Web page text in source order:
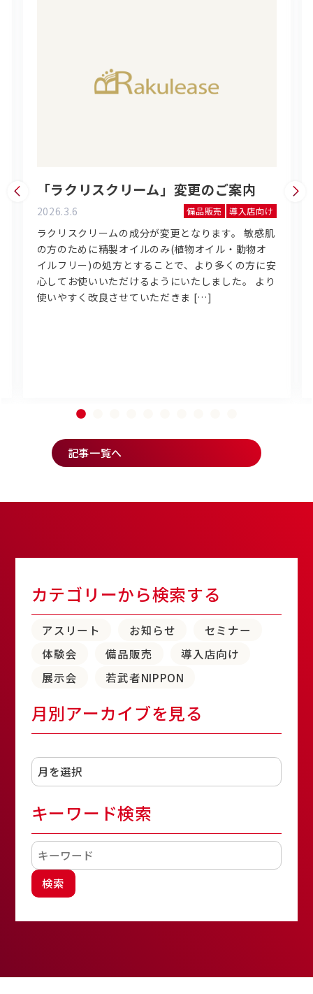
「ラクリスクリーム」変更のご案内
2026.3.6 備品販売 導入店向け
ラクリスクリームの成分が変更となります。 敏感肌
の方のために精製オイルのみ(植物オイル・動物オ
イルフリー)の処方とすることで、より多くの方に安
心してお使いいただけるようにいたしました。 より
使いやすく改良させていただきま […]
記事一覧へ
カテゴリーから検索する
アスリート お知らせ
セミナー
体験会
備品販売
導入店向け
展示会
若武者NIPPON
月別アーカイブを見る
キーワード検索
検索